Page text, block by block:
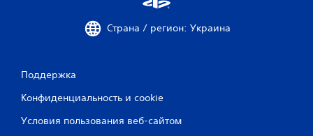
Страна / регион: Украина
Поддержка
Конфиденциальность и cookie
Условия пользования веб-сайтом